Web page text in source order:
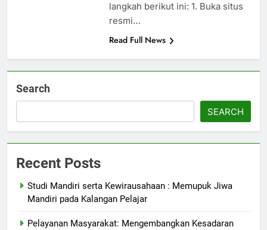
langkah berikut ini: 1. Buka situs
resmi…
Read Full News
Search
SEARCH
Recent Posts
Studi Mandiri serta Kewirausahaan : Memupuk Jiwa
Mandiri pada Kalangan Pelajar
Pelayanan Masyarakat: Mengembangkan Kesadaran